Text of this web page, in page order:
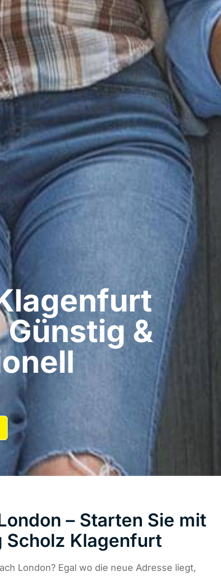
&
– Starten Sie mit
Scholz Klagenfurt
London? Egal wo die neue Adresse liegt,